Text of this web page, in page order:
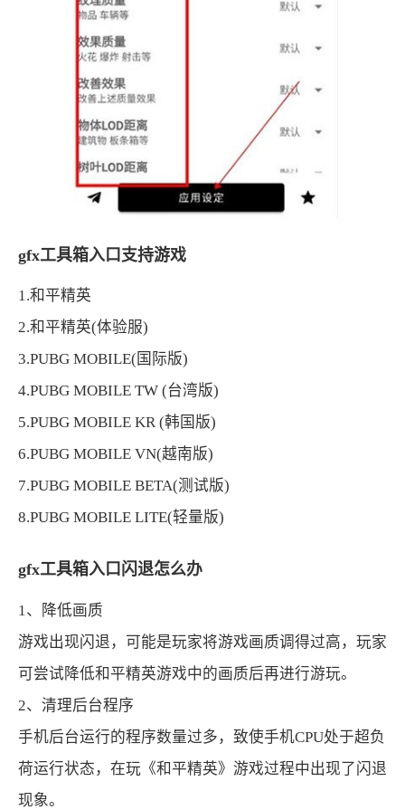
gfx工具箱入口支持游戏
1.和平精英
2.和平精英(体验服)
3.PUBG MOBILE(国际版)
4.PUBG MOBILE TW (台湾版)
5.PUBG MOBILE KR (韩国版)
6.PUBG MOBILE VN(越南版)
7.PUBG MOBILE BETA(测试版)
8.PUBG MOBILE LITE(轻量版)
gfx工具箱入口闪退怎么办
1、降低画质
游戏出现闪退，可能是玩家将游戏画质调得过高，玩家
可尝试降低和平精英游戏中的画质后再进行游玩。
2、清理后台程序
手机后台运行的程序数量过多，致使手机CPU处于超负
荷运行状态，在玩《和平精英》游戏过程中出现了闪退
现象。